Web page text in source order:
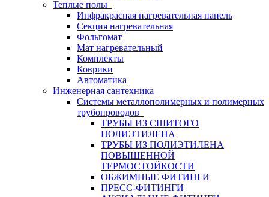
Теплые полы
Инфракрасная нагревательная панель
Секция нагревательная
Фольгомат
Мат нагревательный
Комплекты
Коврики
Автоматика
Инженерная сантехника
Системы металлополимерных и полимерных
трубопроводов
ТРУБЫ ИЗ СШИТОГО
ПОЛИЭТИЛЕНА
ТРУБЫ ИЗ ПОЛИЭТИЛЕНА
ПОВЫШЕННОЙ
ТЕРМОСТОЙКОСТИ
ОБЖИМНЫЕ ФИТИНГИ
ПРЕСС-ФИТИНГИ